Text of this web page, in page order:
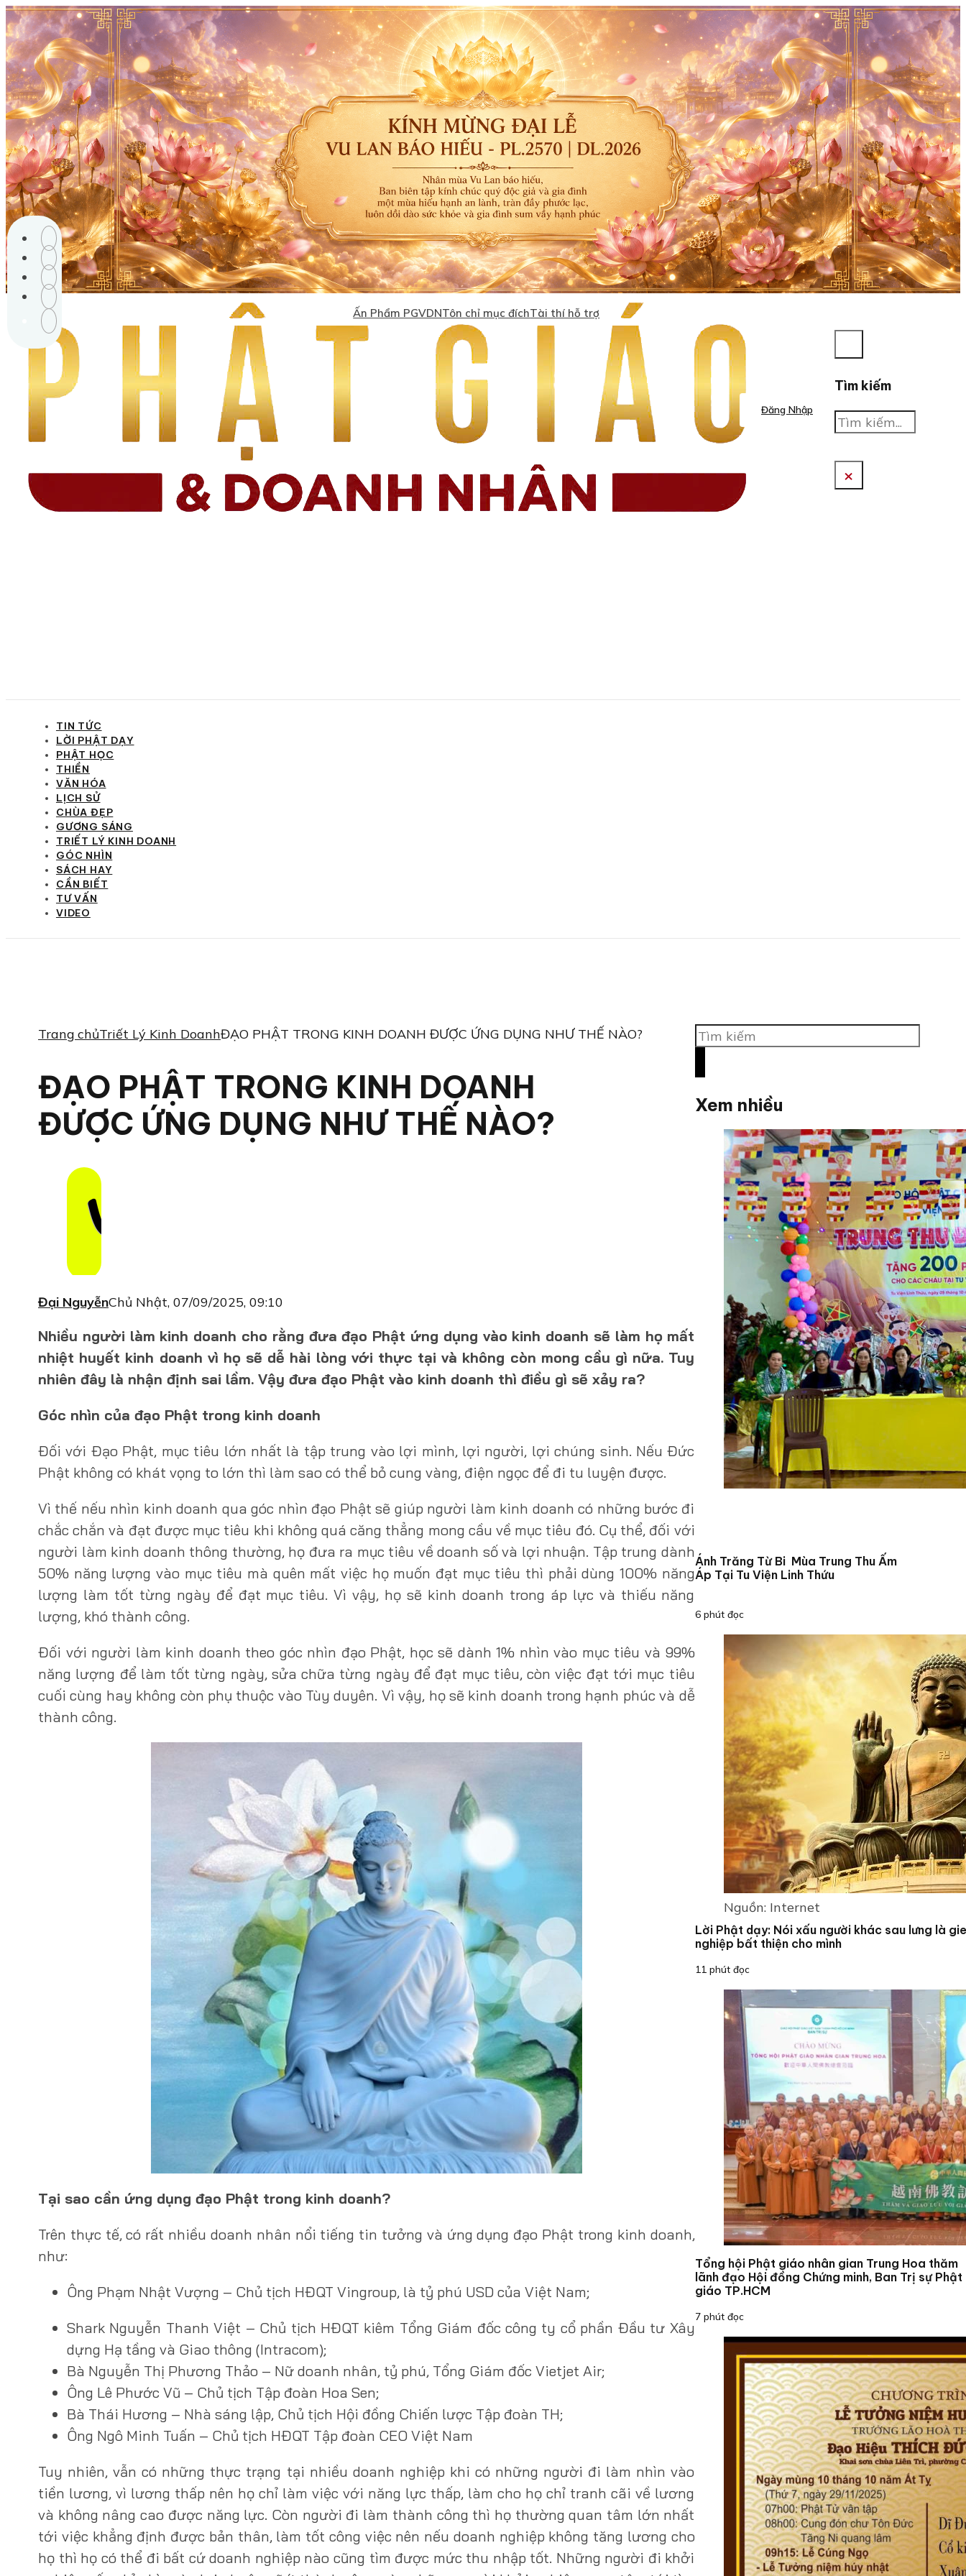
Ấn Phẩm PGVDNTôn chỉ mục đíchTài thí hỗ trợ
Đăng Nhập
Tìm kiếm
Tìm
kiếm
×
TIN TỨC
LỜI PHẬT DẠY
PHẬT HỌC
THIỀN
VĂN HÓA
LỊCH SỬ
CHÙA ĐẸP
GƯƠNG SÁNG
TRIẾT LÝ KINH DOANH
GÓC NHÌN
SÁCH HAY
CẦN BIẾT
TƯ VẤN
VIDEO
Trang chủTriết Lý Kinh DoanhĐẠO PHẬT TRONG KINH DOANH ĐƯỢC ỨNG DỤNG NHƯ THẾ NÀO?
ĐẠO PHẬT TRONG KINH DOANH
ĐƯỢC ỨNG DỤNG NHƯ THẾ NÀO?
Đại NguyễnChủ Nhật, 07/09/2025, 09:10
Nhiều người làm kinh doanh cho rằng đưa đạo Phật ứng dụng vào kinh doanh sẽ làm họ mất
nhiệt huyết kinh doanh vì họ sẽ dễ hài lòng với thực tại và không còn mong cầu gì nữa. Tuy
nhiên đây là nhận định sai lầm. Vậy đưa đạo Phật vào kinh doanh thì điều gì sẽ xảy ra?
Góc nhìn của đạo Phật trong kinh doanh
Đối với Đạo Phật, mục tiêu lớn nhất là tập trung vào lợi mình, lợi người, lợi chúng sinh. Nếu Đức
Phật không có khát vọng to lớn thì làm sao có thể bỏ cung vàng, điện ngọc để đi tu luyện được.
Vì thế nếu nhìn kinh doanh qua góc nhìn đạo Phật sẽ giúp người làm kinh doanh có những bước đi
chắc chắn và đạt được mục tiêu khi không quá căng thẳng mong cầu về mục tiêu đó. Cụ thể, đối với
người làm kinh doanh thông thường, họ đưa ra mục tiêu về doanh số và lợi nhuận. Tập trung dành
50% năng lượng vào mục tiêu mà quên mất việc họ muốn đạt mục tiêu thì phải dùng 100% năng
lượng làm tốt từng ngày để đạt mục tiêu. Vì vậy, họ sẽ kinh doanh trong áp lực và thiếu năng
lượng, khó thành công.
Đối với người làm kinh doanh theo góc nhìn đạo Phật, học sẽ dành 1% nhìn vào mục tiêu và 99%
năng lượng để làm tốt từng ngày, sửa chữa từng ngày để đạt mục tiêu, còn việc đạt tới mục tiêu
cuối cùng hay không còn phụ thuộc vào Tùy duyên. Vì vậy, họ sẽ kinh doanh trong hạnh phúc và dễ
thành công.
Tại sao cần ứng dụng đạo Phật trong kinh doanh?
Trên thực tế, có rất nhiều doanh nhân nổi tiếng tin tưởng và ứng dụng đạo Phật trong kinh doanh,
như:
Ông Phạm Nhật Vượng – Chủ tịch HĐQT Vingroup, là tỷ phú USD của Việt Nam;
Shark Nguyễn Thanh Việt – Chủ tịch HĐQT kiêm Tổng Giám đốc công ty cổ phần Đầu tư Xây
dựng Hạ tầng và Giao thông (Intracom);
Bà Nguyễn Thị Phương Thảo – Nữ doanh nhân, tỷ phú, Tổng Giám đốc Vietjet Air;
Ông Lê Phước Vũ – Chủ tịch Tập đoàn Hoa Sen;
Bà Thái Hương – Nhà sáng lập, Chủ tịch Hội đồng Chiến lược Tập đoàn TH;
Ông Ngô Minh Tuấn – Chủ tịch HĐQT Tập đoàn CEO Việt Nam
Tuy nhiên, vẫn có những thực trạng tại nhiều doanh nghiệp khi có những người đi làm nhìn vào
tiền lương, vì lương thấp nên họ chỉ làm việc với năng lực thấp, làm cho họ chỉ tranh cãi về lương
và không nâng cao được năng lực. Còn người đi làm thành công thì họ thường quan tâm lớn nhất
tới việc khẳng định được bản thân, làm tốt công việc nên nếu doanh nghiệp không tăng lương cho
họ thì họ có thể đi bất cứ doanh nghiệp nào cũng tìm được mức thu nhập tốt. Những người đi khởi
Tìm
kiếm
Xem nhiều
Ánh Trăng Từ Bi Mùa Trung Thu Ấm
Áp Tại Tu Viện Linh Thứu
6 phút đọc
Nguồn: Internet
Lời Phật dạy: Nói xấu người khác sau lưng là
nghiệp bất thiện cho mình
11 phút đọc
Tổng hội Phật giáo nhân gian Trung Hoa thăm
lãnh đạo Hội đồng Chứng minh, Ban Trị sự Phật
giáo TP.HCM
7 phút đọc